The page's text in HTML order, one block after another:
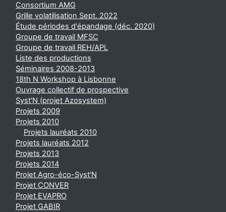
Consortium AMG
Grille volatilisation Sept. 2022
Étude périodes d'épandage (déc. 2020)
Groupe de travail MFSC
Groupe de travail REH/APL
Liste des productions
Séminaires 2008-2013
18th N Workshop à Lisbonne
Ouvrage collectif de prospective
Syst'N (projet Azosystem)
Projets 2009
Projets 2010
Projets lauréats 2010
Projets lauréats 2012
Projets 2013
Projets 2014
Projet Agro-éco-Syst'N
Projet CONVER
Projet EVAPRO
Projet GABIR